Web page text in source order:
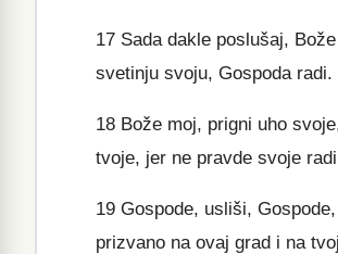
17 Sada dakle poslušaj,
svetinju svoju, Gospoda radi.
18 Bože moj, prigni uho
tvoje, jer ne pravde svoje
19 Gospode, usliši,
prizvano na ovaj grad i na